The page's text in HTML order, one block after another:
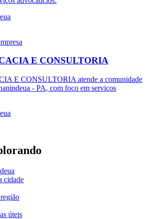
E CONSULTORIA
E CONSULTORIA atende a comunidade
- PA, com foco em serviços
cidade
úteis